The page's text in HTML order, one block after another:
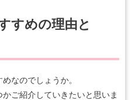
すめの理由と
なのでしょうか。
ご紹介していきたいと思いま